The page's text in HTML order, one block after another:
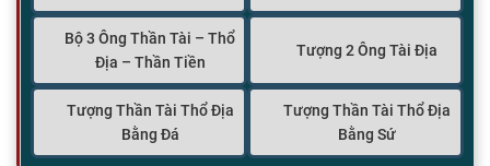
Bộ 3 Ông Thần Tài – Thổ
Địa – Thần Tiền
Tượng 2 Ông Tài Địa
Tượng Thần Tài Thổ Địa
Bằng Đá
Tượng Thần Tài Thổ Địa
Bằng Sứ